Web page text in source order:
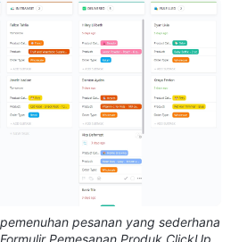
pesanan yang sederhana